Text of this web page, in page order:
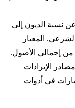
نسبة الديون إلى
المعيار
الإيرادات
في أدوات